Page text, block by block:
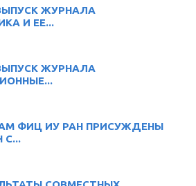
ЖУРНАЛА
И ЕЕ...
ЖУРНАЛА
ФИЦ ИУ РАН ПРИСУЖДЕНЫ
С...